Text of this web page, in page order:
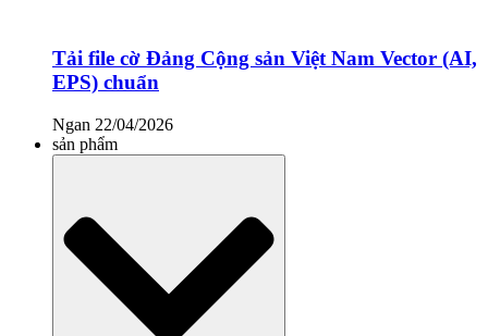
Tải file cờ Đảng Cộng sản Việt Nam Vector (AI,
EPS) chuẩn
Ngan 22/04/2026
sản phẩm